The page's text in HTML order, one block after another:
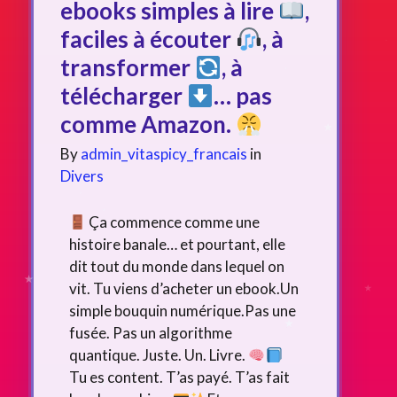
ebooks simples à lire
,
faciles à écouter
, à
transformer
, à
télécharger
… pas
comme Amazon.
Byadmin_vitaspicy_francais in
Divers
Ça commence comme une
histoire banale… et pourtant, elle
dit tout du monde dans lequel on
vit. Tu viens d’acheter un ebook.Un
simple bouquin numérique.Pas une
fusée. Pas un algorithme
quantique. Juste. Un. Livre.
Tu es content. T’as payé. T’as fait